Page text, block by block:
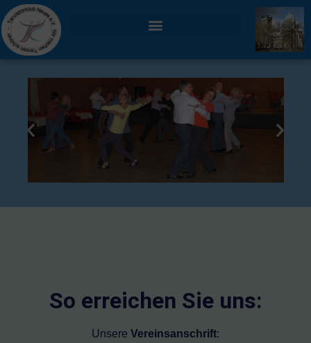
TANZEN MACHT FREU(N)DE !
So erreichen Sie uns:
Unsere Vereinsanschrift: